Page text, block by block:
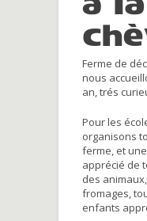
Ferme de
nous
an, trés
Pour les
organisons
ferme, et
apprécié de
des
fromages,
enfants